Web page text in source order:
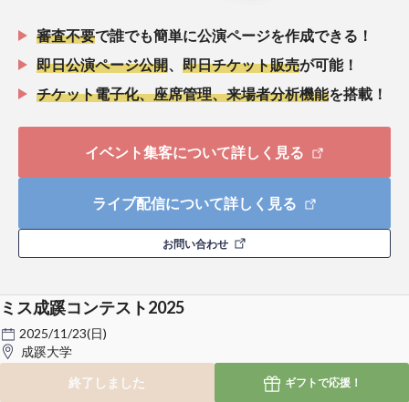
審査不要で誰でも簡単に公演ページを作成できる！
即日公演ページ公開
即日チケット販売が可能！
チケット電子化、座席管理、来場者分析機能を搭載！
イベント集客について詳しく見る
ライブ配信について詳しく見る
お問い合わせ
ミス成蹊コンテスト2025
2025/11/23(日)
成蹊大学
終了しました
ギフトで応援！